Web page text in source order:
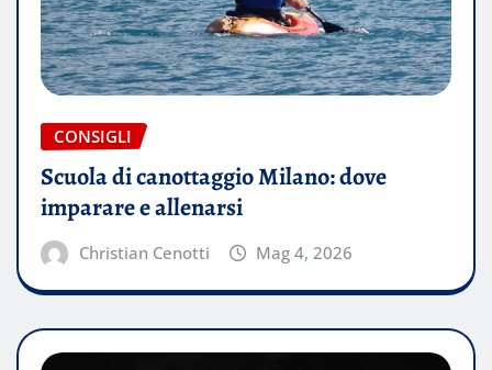
CONSIGLI
Scuola di canottaggio Milano: dove
imparare e allenarsi
Christian Cenotti Mag 4, 2026